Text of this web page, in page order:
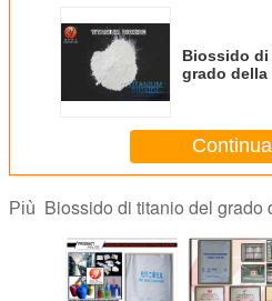
Biossido
grado
Continua
Più Biossido di titanio del grado